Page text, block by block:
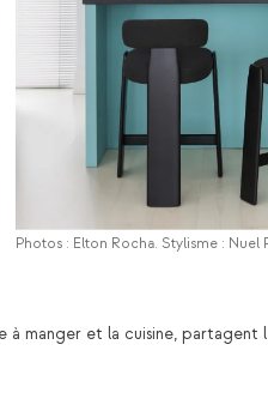
Photos : Elton Rocha. Stylisme : Nuel
à manger et la cuisine, partagent